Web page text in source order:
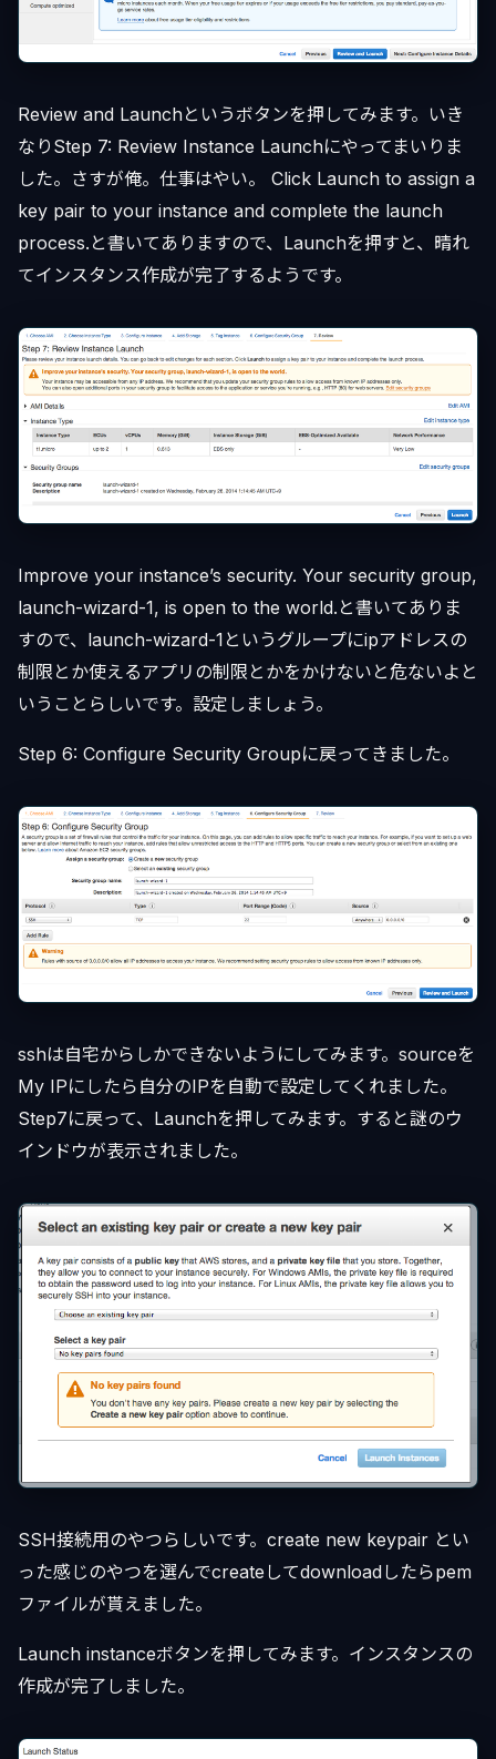
Review and Launchというボタンを押してみます。いき
なりStep 7: Review Instance Launchにやってまいりま
した。さすが俺。仕事はやい。 Click Launch to assign a
key pair to your instance and complete the launch
process.と書いてありますので、Launchを押すと、晴れ
てインスタンス作成が完了するようです。
Improve your instance’s security. Your security group,
launch-wizard-1, is open to the world.と書いてありま
すので、launch-wizard-1というグループにipアドレスの
制限とか使えるアプリの制限とかをかけないと危ないよと
いうことらしいです。設定しましょう。
Step 6: Configure Security Groupに戻ってきました。
sshは自宅からしかできないようにしてみます。sourceを
My IPにしたら自分のIPを自動で設定してくれました。
Step7に戻って、Launchを押してみます。すると謎のウ
インドウが表示されました。
SSH接続用のやつらしいです。create new keypair とい
った感じのやつを選んでcreateしてdownloadしたらpem
ファイルが貰えました。
Launch instanceボタンを押してみます。インスタンスの
作成が完了しました。